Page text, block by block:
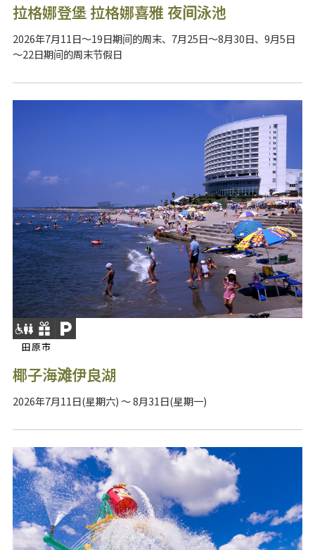
拉格娜登堡 拉格娜喜雅 夜间泳池
2026年7月11日～19日期间的周末、7月25日～8月30日、9月5日
～22日期间的周末节假日
田原市
椰子海滩伊良湖
2026年7月11日(星期六) ～ 8月31日(星期一)